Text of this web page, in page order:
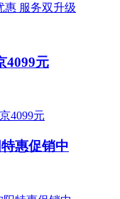
4099元
惠促销中